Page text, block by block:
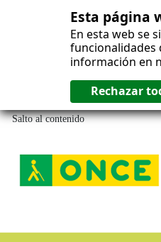
Esta página
En esta web se
funcionalidades
información en
Salto al contenido